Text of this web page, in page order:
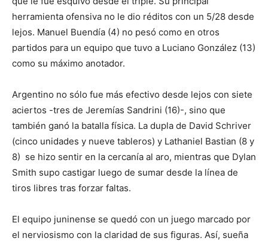
herramienta ofensiva no le dio réditos con un 5/28 desde
lejos. Manuel Buendía (4) no pesó como en otros
partidos para un equipo que tuvo a Luciano González (13)
como su máximo anotador.
Argentino no sólo fue más efectivo desde lejos con siete
aciertos -tres de Jeremías Sandrini (16)-, sino que
también ganó la batalla física. La dupla de David Schriver
(cinco unidades y nueve tableros) y Lathaniel Bastian (8 y
8) se hizo sentir en la cercanía al aro, mientras que Dylan
Smith supo castigar luego de sumar desde la línea de
tiros libres tras forzar faltas.
El equipo juninense se quedó con un juego marcado por
el nerviosismo con la claridad de sus figuras. Así, sueña